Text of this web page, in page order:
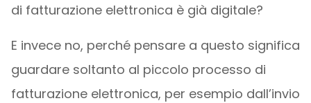
di fatturazione elettronica è già digitale?
E invece no, perché pensare a questo significa
guardare soltanto al piccolo processo di
fatturazione elettronica, per esempio dall’invio